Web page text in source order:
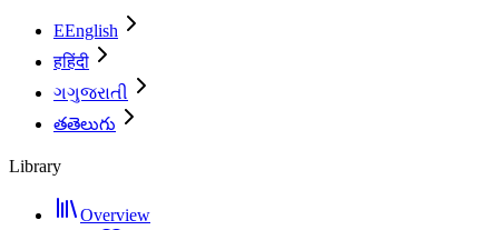
EEnglish
हहिंदी
ગગુજરાતી
తతెలుగు
Library
Overview